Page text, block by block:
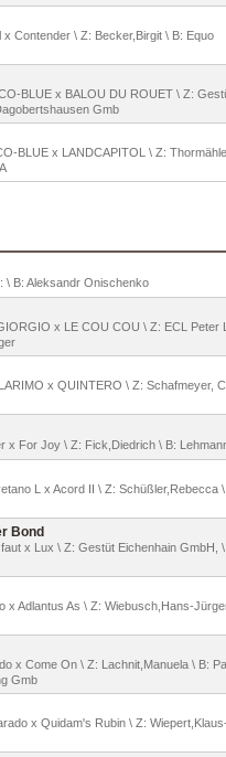
Contender \ Z: Becker,Birgit \ B: Equo
BLUE x BALOU DU ROUET \ Z:
Gmb
BLUE x LANDCAPITOL \ Z:
\ B: Aleksandr Onischenko
x LE COU COU \ Z: ECL Peter
x QUINTERO \ Z: Schafmeyer,
x For Joy \ Z: Fick,Diedrich \ B:
L x Acord II \ Z: Schüßler,Rebecca
Bond
x Lux \ Z: Gestüt Eichenhain GmbH,
x Adlantus As \ Z: Wiebusch,Hans-
x Come On \ Z: Lachnit,Manuela \ B:
Gmb
x Quidam's Rubin \ Z: